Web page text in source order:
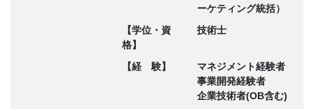
ーケティング統括）
【学位・資
格】
技術士
【経 験】
マネジメント経験者
事業開発経験者
企業技術者(OB含む)